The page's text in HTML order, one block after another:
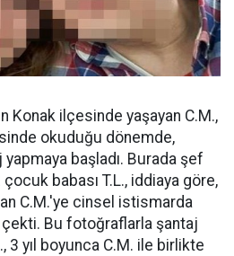
Konak ilçesinde yaşayan C.M.,
okuduğu dönemde,
başladı. Burada şef
babası T.L., iddiaya göre,
C.M.'ye cinsel istismarda
çekti. Bu fotoğraflarla şantaj
3 yıl boyunca C.M. ile birlikte